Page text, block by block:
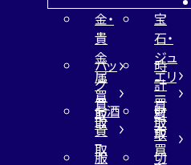
金・
貴
金
属
買
取
宝
石・
ジュ
エリ
ー
買
取
バッ
グ
買
取
時
計
買
取
お酒
買
取
財
布
買
服
切